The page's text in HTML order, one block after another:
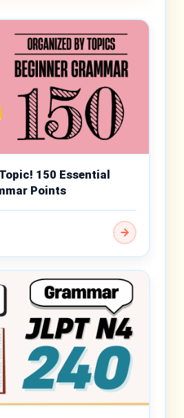
150 Essential
Points